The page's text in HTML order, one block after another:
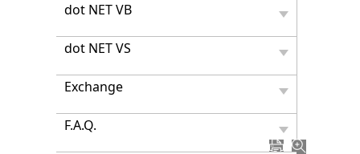
dot NET VB
dot NET VS
Exchange
F.A.Q.